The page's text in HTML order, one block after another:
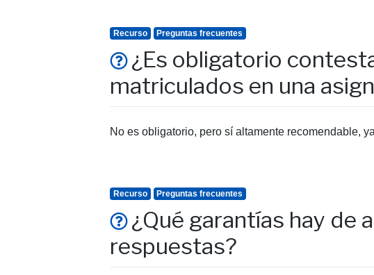
Recurso Preguntas frecuentes
¿Es obligatorio
matriculados en una
No es obligatorio, pero sí altamente recomendable,
Recurso Preguntas frecuentes
¿Qué garantías hay de
respuestas?